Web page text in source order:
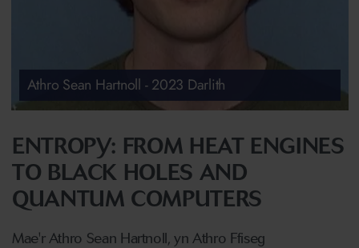
Athro Sean Hartnoll - 2023 Darlith
ENTROPY: FROM HEAT ENGINES
TO BLACK HOLES AND
QUANTUM COMPUTERS
Mae'r Athro Sean Hartnoll, yn Athro Ffiseg